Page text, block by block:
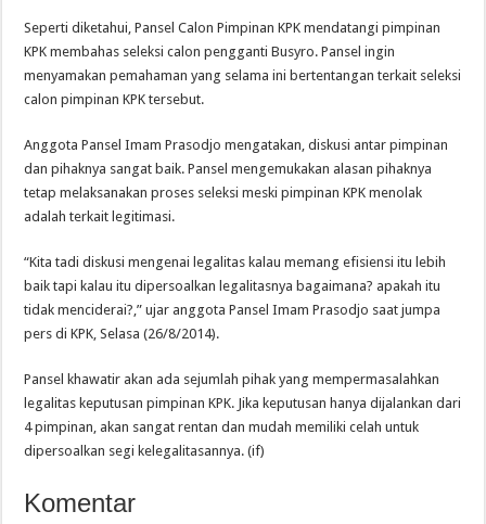
Seperti diketahui, Pansel Calon Pimpinan KPK mendatangi pimpinan
KPK membahas seleksi calon pengganti Busyro. Pansel ingin
menyamakan pemahaman yang selama ini bertentangan terkait seleksi
calon pimpinan KPK tersebut.
Anggota Pansel Imam Prasodjo mengatakan, diskusi antar pimpinan
dan pihaknya sangat baik. Pansel mengemukakan alasan pihaknya
tetap melaksanakan proses seleksi meski pimpinan KPK menolak
adalah terkait legitimasi.
“Kita tadi diskusi mengenai legalitas kalau memang efisiensi itu lebih
baik tapi kalau itu dipersoalkan legalitasnya bagaimana? apakah itu
tidak menciderai?,” ujar anggota Pansel Imam Prasodjo saat jumpa
pers di KPK, Selasa (26/8/2014).
Pansel khawatir akan ada sejumlah pihak yang mempermasalahkan
legalitas keputusan pimpinan KPK. Jika keputusan hanya dijalankan dari
4 pimpinan, akan sangat rentan dan mudah memiliki celah untuk
dipersoalkan segi kelegalitasannya. (if)
Komentar